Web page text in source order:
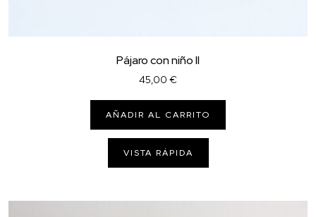
Pájaro con niño II
45,00 €
AÑADIR AL CARRITO
VISTA RÁPIDA